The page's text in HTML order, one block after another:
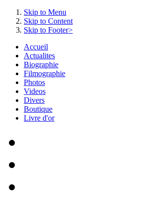
Skip to Menu
Skip to Content
Skip to Footer>
Accueil
Actualites
Biographie
Filmographie
Photos
Videos
Divers
Boutique
Livre d'or